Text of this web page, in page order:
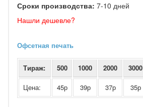
Сроки производства: 7-10 дней
Нашли дешевле?
Офсетная печать
Тираж: 500 1000 2000 3000
Цена: 45р 39р 37р 35р